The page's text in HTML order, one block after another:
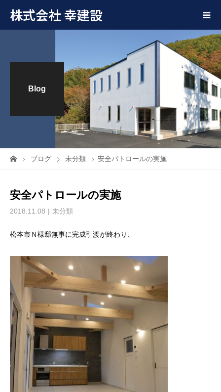
株式会社 幸建設
Blog
ブログ 未分類 安全パトロールの実施
安全パトロールの実施
2018.11.08 未分類
松本市Ｎ様邸無事に完成引渡が終わり、